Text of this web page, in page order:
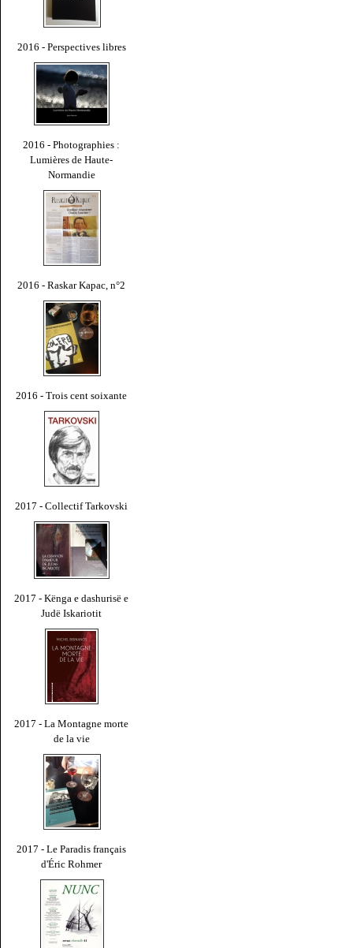
2016 - Perspectives libres
2016 - Photographies :
Lumières de Haute-
Normandie
2016 - Raskar Kapac, n°2
2016 - Trois cent soixante
2017 - Collectif Tarkovski
2017 - Kënga e dashurisë e
Judë Iskariotit
2017 - La Montagne morte
de la vie
2017 - Le Paradis français
d'Éric Rohmer